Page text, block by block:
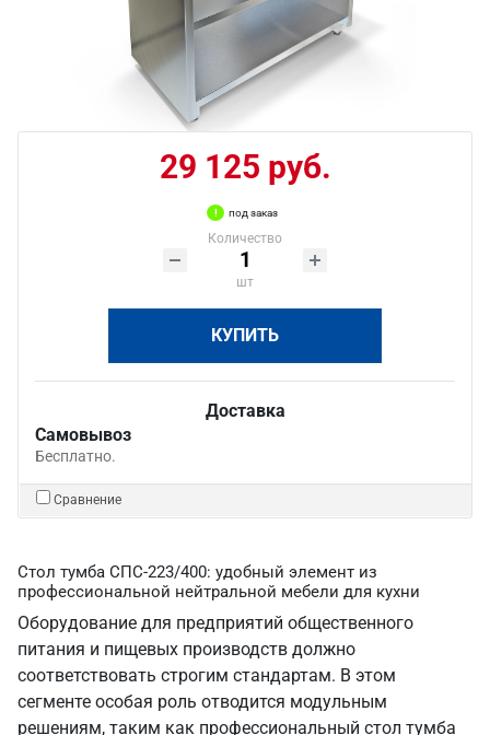
29 125 руб.
под заказ
Количество
шт
КУПИТЬ
Доставка
Самовывоз
Бесплатно.
Сравнение
Стол тумба СПС-223/400: удобный элемент из
профессиональной нейтральной мебели для кухни
Оборудование для предприятий общественного
питания и пищевых производств должно
соответствовать строгим стандартам. В этом
сегменте особая роль отводится модульным
решениям, таким как профессиональный стол тумба